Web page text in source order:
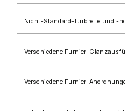
Nicht-Standard-Türbreite und -
Verschiedene Furnier-
Verschiedene Furnier-